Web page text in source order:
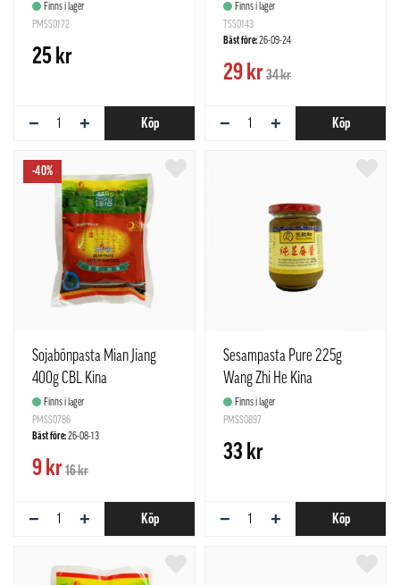
Finns i lager
PMSS0172
25 kr
− + Köp
Finns i lager
TSS0143
Bäst före:26-09-24
29 kr34 kr
− + Köp
-40%
Sojabönpasta Mian Jiang
400g CBL Kina
Finns i lager
PMSS0786
Bäst före:26-08-13
9 kr16 kr
− + Köp
Sesampasta Pure 225g
Wang Zhi He Kina
Finns i lager
PMSS0897
33 kr
− + Köp